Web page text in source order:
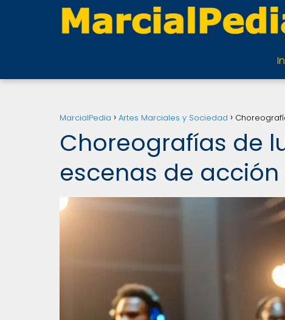
MarcialPedia Artes Marciales y Sociedad
Choreografías de
escenas de